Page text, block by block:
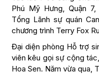
Phú Mỹ Hưng, Quận
Tổng Lãnh sự quán
chương trình Terry Fox
Đại diện phòng Hỗ trợ
viên kêu gọi sự cộng
Hoa Sen. Năm vừa qua,